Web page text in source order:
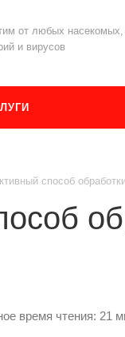
от любых насекомых,
и вирусов
способ
время чтения: 21